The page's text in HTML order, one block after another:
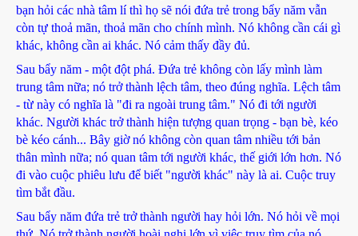
bạn hỏi các nhà tâm lí thì họ sẽ nói đứa trẻ trong bẩy năm vẫn
còn tự thoả mãn, thoả mãn cho chính mình. Nó không cần cái gì
khác, không cần ai khác. Nó cảm thấy đầy đủ.
Sau bẩy năm - một đột phá. Đứa trẻ không còn lấy mình làm
trung tâm nữa; nó trở thành lệch tâm, theo đúng nghĩa. Lệch tâm
- từ này có nghĩa là "đi ra ngoài trung tâm." Nó đi tới người
khác. Người khác trở thành hiện tượng quan trọng - bạn bè, kéo
bè kéo cánh... Bây giờ nó không còn quan tâm nhiều tới bản
thân mình nữa; nó quan tâm tới người khác, thế giới lớn hơn. Nó
đi vào cuộc phiêu lưu để biết "người khác" này là ai. Cuộc truy
tìm bắt đầu.
Sau bẩy năm đứa trẻ trở thành người hay hỏi lớn. Nó hỏi về mọi